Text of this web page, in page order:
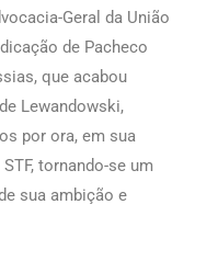
Geral da União
de Pacheco
que acabou
Lewandowski,
por ora, em sua
tornando-se um
sua ambição e